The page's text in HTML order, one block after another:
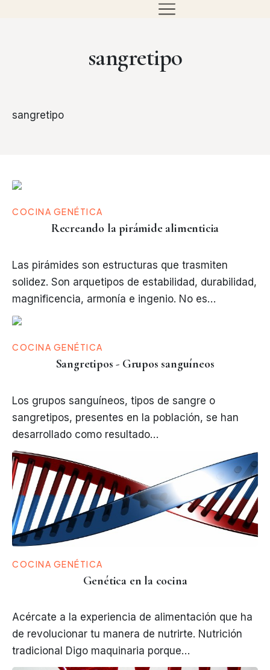
sangretipo
sangretipo
COCINA GENÉTICA
Recreando la pirámide alimenticia
Las pirámides son estructuras que trasmiten
solidez. Son arquetipos de estabilidad, durabilidad,
magnificencia, armonía e ingenio. No es…
COCINA GENÉTICA
Sangretipos - Grupos sanguíneos
Los grupos sanguíneos, tipos de sangre o
sangretipos, presentes en la población, se han
desarrollado como resultado…
COCINA GENÉTICA
Genética en la cocina
Acércate a la experiencia de alimentación que ha
de revolucionar tu manera de nutrirte. Nutrición
tradicional Digo maquinaria porque…